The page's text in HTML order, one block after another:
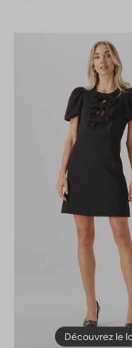
Découvrez le